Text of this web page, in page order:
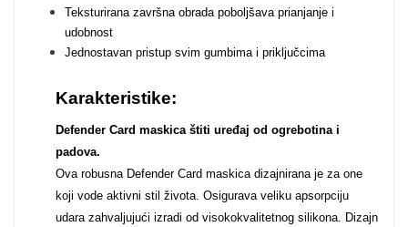
Teksturirana završna obrada poboljšava prianjanje i
udobnost
Jednostavan pristup svim gumbima i priključcima
Karakteristike:
Defender Card maskica štiti uređaj od ogrebotina i
padova.
Ova robusna Defender Card maskica dizajnirana je za one
koji vode aktivni stil života. Osigurava veliku apsorpciju
udara zahvaljujući izradi od visokokvalitetnog silikona. Dizajn
Doodles Apstraktni motivi
Monogrami Dječji motivi